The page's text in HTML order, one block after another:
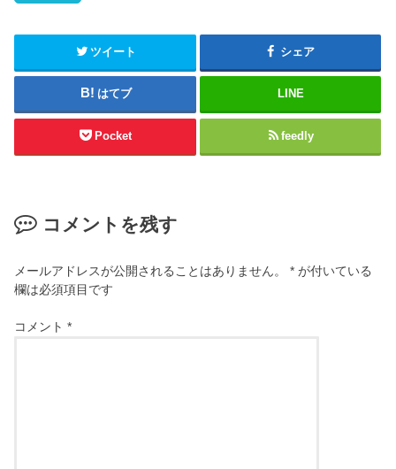
ツイート シェア
はてブ LINE
Pocket feedly
コメントを残す
メールアドレスが公開されることはありません。 * が付いている
欄は必須項目です
コメント*